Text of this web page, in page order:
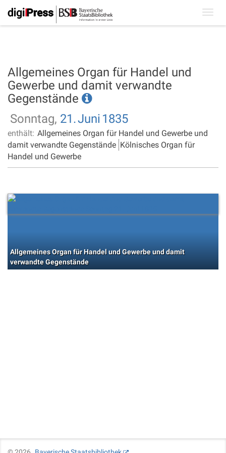
Allgemeines Organ für Handel und
Gewerbe und damit verwandte
Gegenstände
Sonntag, 21.Juni 1835
enthält: Allgemeines Organ für Handel und Gewerbe und
damit verwandte Gegenstände Kölnisches Organ für
Handel und Gewerbe
Allgemeines Organ für Handel und Gewerbe und damit
verwandte Gegenstände